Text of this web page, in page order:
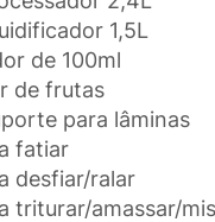
1,5L
de 100ml
de frutas
para lâminas
fatiar
desfiar/ralar
triturar/amassar/